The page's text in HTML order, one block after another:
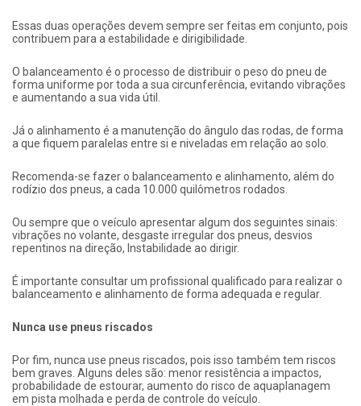
Essas duas operações devem sempre ser feitas em conjunto, pois
contribuem para a estabilidade e dirigibilidade.
O balanceamento é o processo de distribuir o peso do pneu de
forma uniforme por toda a sua circunferência, evitando vibrações
e aumentando a sua vida útil.
Já o alinhamento é a manutenção do ângulo das rodas, de forma
a que fiquem paralelas entre si e niveladas em relação ao solo.
Recomenda-se fazer o balanceamento e alinhamento, além do
rodízio dos pneus, a cada 10.000 quilômetros rodados.
Ou sempre que o veículo apresentar algum dos seguintes sinais:
vibrações no volante, desgaste irregular dos pneus, desvios
repentinos na direção, Instabilidade ao dirigir.
É importante consultar um profissional qualificado para realizar o
balanceamento e alinhamento de forma adequada e regular.
Nunca use pneus riscados
Por fim, nunca use pneus riscados, pois isso também tem riscos
bem graves. Alguns deles são: menor resistência a impactos,
probabilidade de estourar, aumento do risco de aquaplanagem
em pista molhada e perda de controle do veículo.